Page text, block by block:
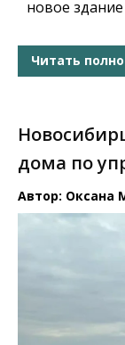
новое
Читать
дома по
Автор: Оксана